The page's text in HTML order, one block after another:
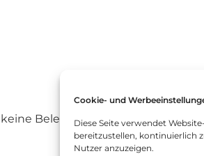
Cookie- und
Diese Seite verwendet
bereitzustellen, kontinuierlich
Nutzer anzuzeigen.
Beleuchtungsfunktion.